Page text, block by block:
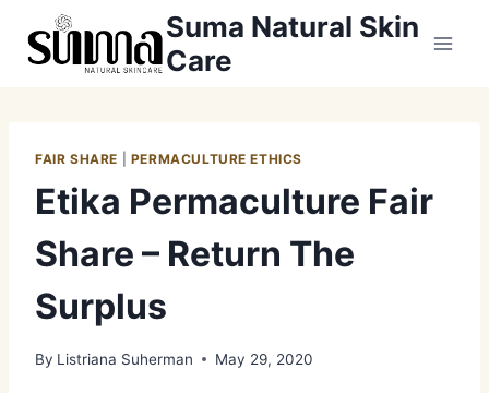
Suma Natural Skin
Care
FAIR SHARE PERMACULTURE ETHICS
Etika Permaculture Fair
Share – Return The
Surplus
By Listriana Suherman May 29, 2020